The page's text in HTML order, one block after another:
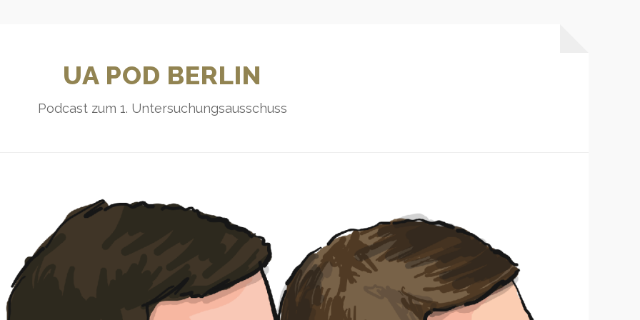
UA POD BERLIN
Podcast zum 1. Untersuchungsausschuss